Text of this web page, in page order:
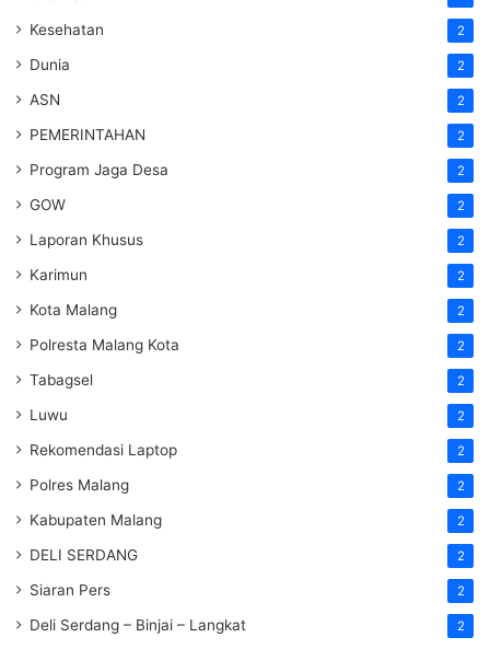
Kesehatan 2
Dunia 2
ASN 2
PEMERINTAHAN 2
Program Jaga Desa 2
GOW 2
Laporan Khusus 2
Karimun 2
Kota Malang 2
Polresta Malang Kota 2
Tabagsel 2
Luwu 2
Rekomendasi Laptop 2
Polres Malang 2
Kabupaten Malang 2
DELI SERDANG 2
Siaran Pers 2
Deli Serdang – Binjai – Langkat 2